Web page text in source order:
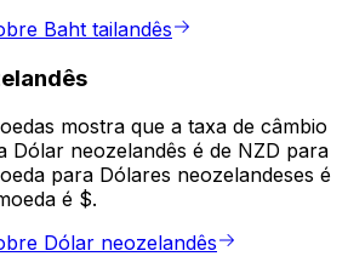
Baht tailandês
mostra que a taxa de câmbio
Dólar neozelandês é de NZD para
para Dólares neozelandeses é
é $.
Dólar neozelandês